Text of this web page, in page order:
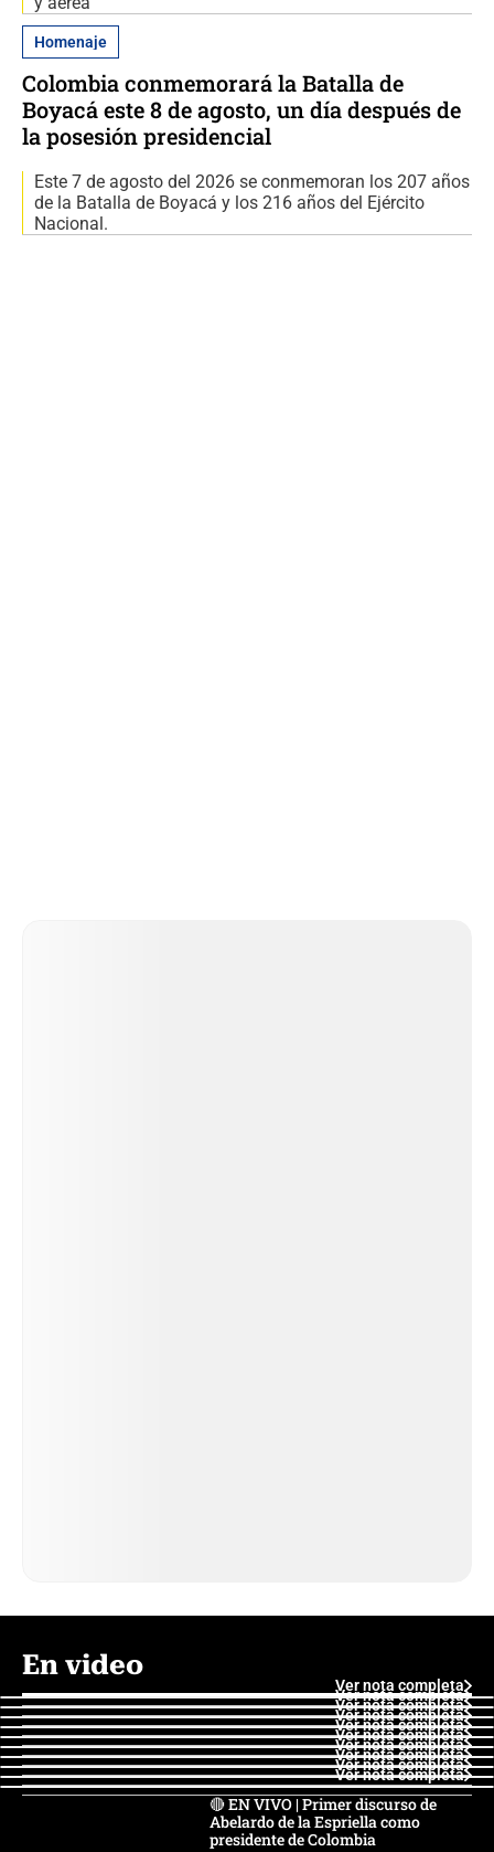
Homenaje
Colombia conmemorará la Batalla de
Boyacá este 8 de agosto, un día después de
la posesión presidencial
Este 7 de agosto del 2026 se conmemoran los 207 años
de la Batalla de Boyacá y los 216 años del Ejército
Nacional.
En video
Ver nota completa
Ver nota completa
Ver nota completa
Ver nota completa
Ver nota completa
Ver nota completa
Ver nota completa
Ver nota completa
Ver nota completa
Ver nota completa
🔴 EN VIVO | Primer discurso de
Abelardo de la Espriella como
presidente de Colombia